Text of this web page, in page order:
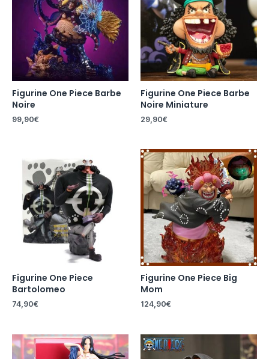
Figurine One Piece Barbe
Noire
99,90€
Figurine One Piece Barbe
Noire Miniature
29,90€
Figurine One Piece
Bartolomeo
74,90€
Figurine One Piece Big
Mom
124,90€